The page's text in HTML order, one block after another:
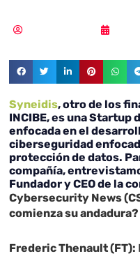
Syneidis, otro de los
INCIBE, es una Startup
enfocada en el
ciberseguridad
protección de datos.
compañía,
Fundador y CEO de la
Cybersecurity News
comienza su andadura?
Frederic Thenault (FT):